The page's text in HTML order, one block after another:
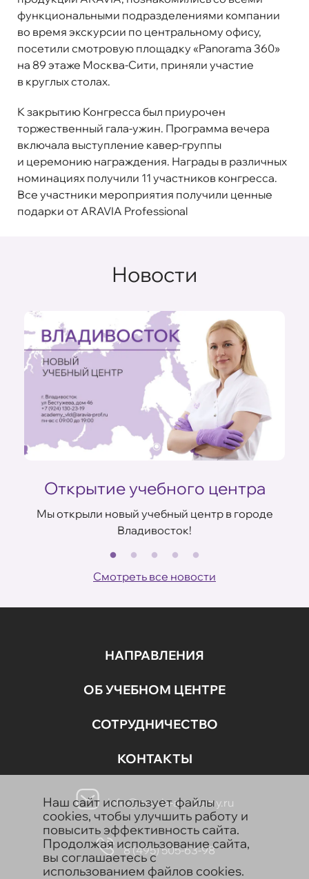
функциональными подразделениями компании
во время экскурсии по центральному офису,
посетили смотровую площадку «Panorama 360»
на 89 этаже Москва-Сити, приняли участие
в круглых столах.
К закрытию Конгресса был приурочен
торжественный гала-ужин. Программа вечера
включала выступление кавер-группы
и церемонию награждения. Награды в различных
номинациях получили 11 участников конгресса.
Все участники мероприятия получили ценные
подарки от ARAVIA Professional
Новости
Открытие учебного центра
Мы открыли новый учебный центр в городе
Владивосток!
Смотреть все новости
НАПРАВЛЕНИЯ
ОБ УЧЕБНОМ ЦЕНТРЕ
СОТРУДНИЧЕСТВО
КОНТАКТЫ
info@aravia-academy.ru
8 (495) 505-63-98
Наш сайт использует файлы
cookies, чтобы улучшить работу и
повысить эффективность сайта.
Продолжая использование сайта,
вы соглашаетесь с
использованием файлов cookies.